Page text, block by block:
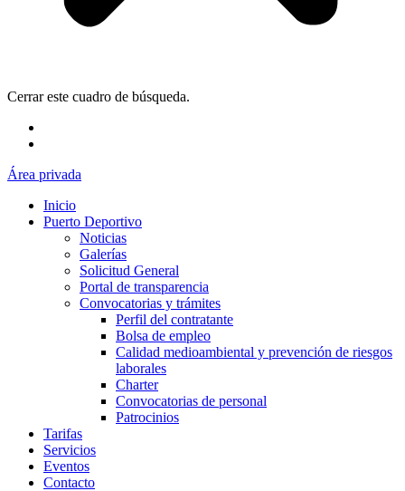
Cerrar este cuadro de búsqueda.
Área privada
Inicio
Puerto Deportivo
Noticias
Galerías
Solicitud General
Portal de transparencia
Convocatorias y trámites
Perfil del contratante
Bolsa de empleo
Calidad medioambiental y prevención de riesgos
laborales
Charter
Convocatorias de personal
Patrocinios
Tarifas
Servicios
Eventos
Contacto